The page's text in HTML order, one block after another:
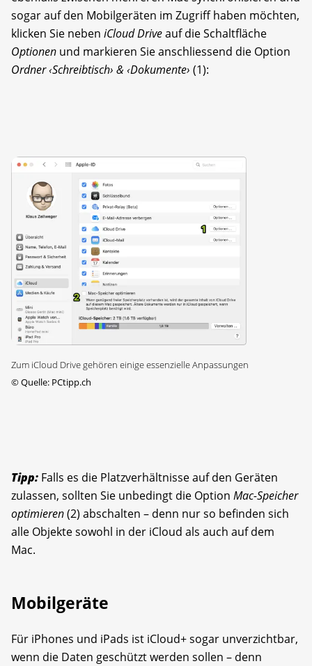
sogar auf den Mobilgeräten im Zugriff haben möchten,
klicken Sie neben iCloud Driveauf die Schaltfläche
Optionen und markieren Sie anschliessend die Option
Ordner ‹Schreibtisch› & ‹Dokumente› (1):
Zum iCloud Drive gehören einige essenzielle Anpassungen
©Quelle: PCtipp.ch
Tipp: Falls es die Platzverhältnisse auf den Geräten
zulassen, sollten Sie unbedingt die Option Mac-Speicher
optimieren(2) abschalten – denn nur so befinden sich
alle Objekte sowohl in der iCloud als auch auf dem
Mac.
Mobilgeräte
Für iPhones und iPads ist iCloud+ sogar unverzichtbar,
wenn die Daten geschützt werden sollen – denn